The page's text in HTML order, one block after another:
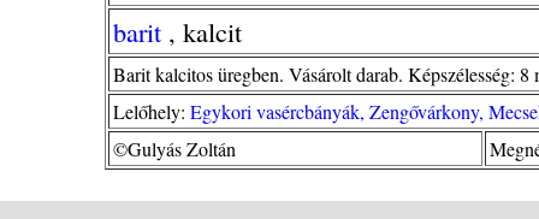
barit , kalcit
Barit kalcitos üregben. Vásárolt darab. Képszélesség:
Lelőhely: Egykori vasércbányák, Zengővárkony,
©Gulyás Zoltán